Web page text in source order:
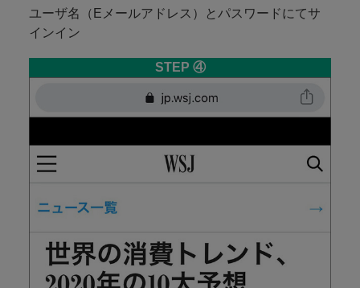
ユーザ名（Eメールアドレス）とパスワードにてサ
インイン
STEP ④